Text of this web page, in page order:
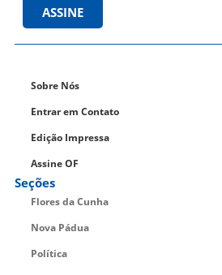
ASSINE
Sobre Nós
Entrar em Contato
Edição Impressa
Assine OF
Seções
Flores da Cunha
Nova Pádua
Política